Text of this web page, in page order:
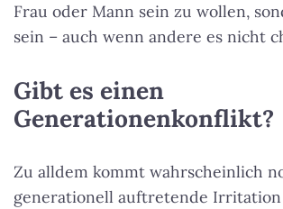
Frau oder Mann sein zu wollen,
sein – auch wenn andere es nicht
Gibt es einen
Generationenkonflikt?
Zu alldem kommt wahrscheinlich
generationell auftretende